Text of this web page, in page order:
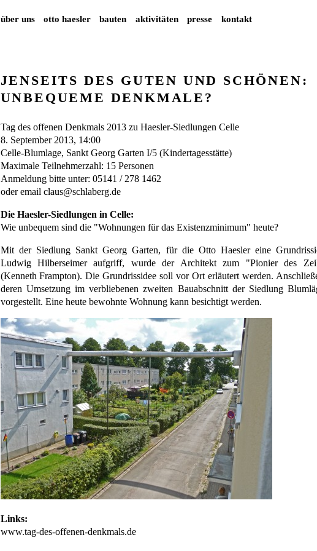
über uns otto haesler bauten aktivitäten presse kontakt
JENSEITS DES GUTEN UND SCHÖNEN:
UNBEQUEME DENKMALE?
Tag des offenen Denkmals 2013 zu Haesler-Siedlungen Celle
8. September 2013, 14:00
Celle-Blumlage, Sankt Georg Garten I/5 (Kindertagesstätte)
Maximale Teilnehmerzahl: 15 Personen
Anmeldung bitte unter: 05141 / 278 1462
oder email claus@schlaberg.de
Die Haesler-Siedlungen in Celle:
Wie unbequem sind die "Wohnungen für das Existenzminimum" heute?
Mit der Siedlung Sankt Georg Garten, für die Otto Haesler eine
Ludwig Hilberseimer aufgriff, wurde der Architekt zum "Pionier des
(Kenneth Frampton). Die Grundrissidee soll vor Ort erläutert werden.
deren Umsetzung im verbliebenen zweiten Bauabschnitt der Siedlung
vorgestellt. Eine heute bewohnte Wohnung kann besichtigt werden.
Links:
www.tag-des-offenen-denkmals.de